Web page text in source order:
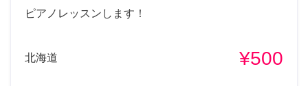
ピアノレッスンします！
北海道 ¥500